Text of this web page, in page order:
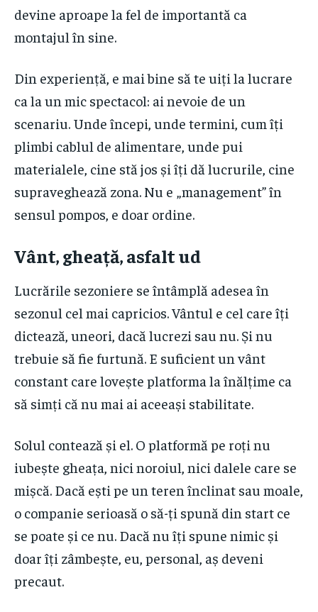
devine aproape la fel de importantă ca
montajul în sine.
Din experiență, e mai bine să te uiți la lucrare
ca la un mic spectacol: ai nevoie de un
scenariu. Unde începi, unde termini, cum îți
plimbi cablul de alimentare, unde pui
materialele, cine stă jos și îți dă lucrurile, cine
supraveghează zona. Nu e „management” în
sensul pompos, e doar ordine.
Vânt, gheață, asfalt ud
Lucrările sezoniere se întâmplă adesea în
sezonul cel mai capricios. Vântul e cel care îți
dictează, uneori, dacă lucrezi sau nu. Și nu
trebuie să fie furtună. E suficient un vânt
constant care lovește platforma la înălțime ca
să simți că nu mai ai aceeași stabilitate.
Solul contează și el. O platformă pe roți nu
iubește gheața, nici noroiul, nici dalele care se
mișcă. Dacă ești pe un teren înclinat sau moale,
o companie serioasă o să-ți spună din start ce
se poate și ce nu. Dacă nu îți spune nimic și
doar îți zâmbește, eu, personal, aș deveni
precaut.